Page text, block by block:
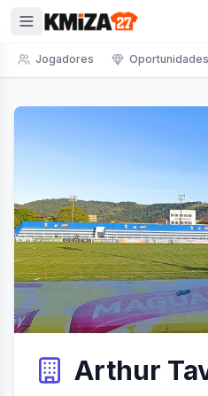
Jogadores Oportunidades
Arthur